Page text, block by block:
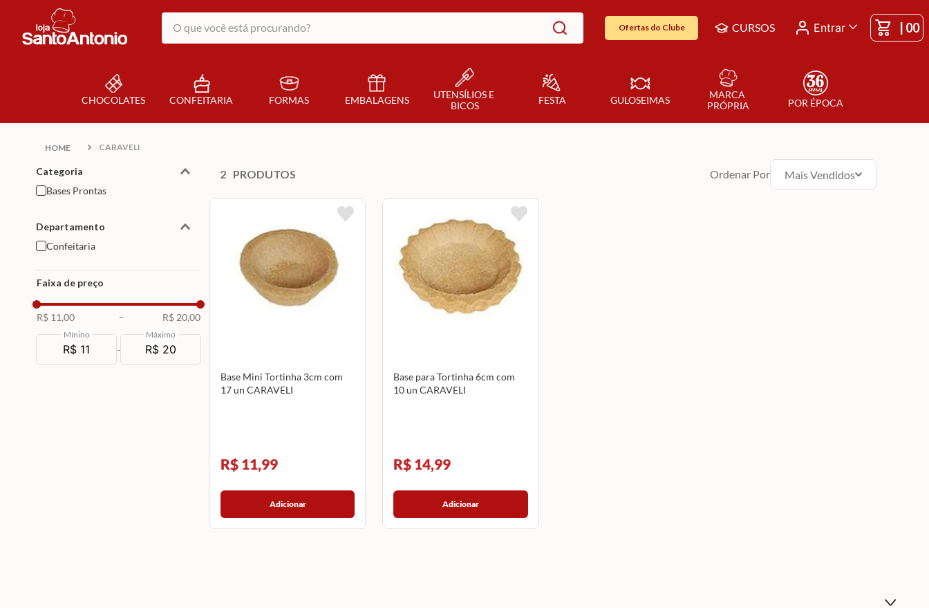
O que você está procurando?
Ofertas do Clube CURSOS Entrar 00
CHOCOLATES CONFEITARIA FORMAS EMBALAGENS
UTENSÍLIOS E
BICOS
FESTA GULOSEIMAS
MARCA
PRÓPRIA
POR ÉPOCA
CARAVELI
Categoria
Bases Prontas
Departamento
Confeitaria
Faixa de preço
R$ 11,00 – R$ 20,00
Mínino
-
Máximo
2 PRODUTOS Ordenar Por Mais Vendidos
Base Mini Tortinha 3cm com
17 un CARAVELI
R$ 11,99
Adicionar
Base para Tortinha 6cm com
10 un CARAVELI
R$ 14,99
Adicionar